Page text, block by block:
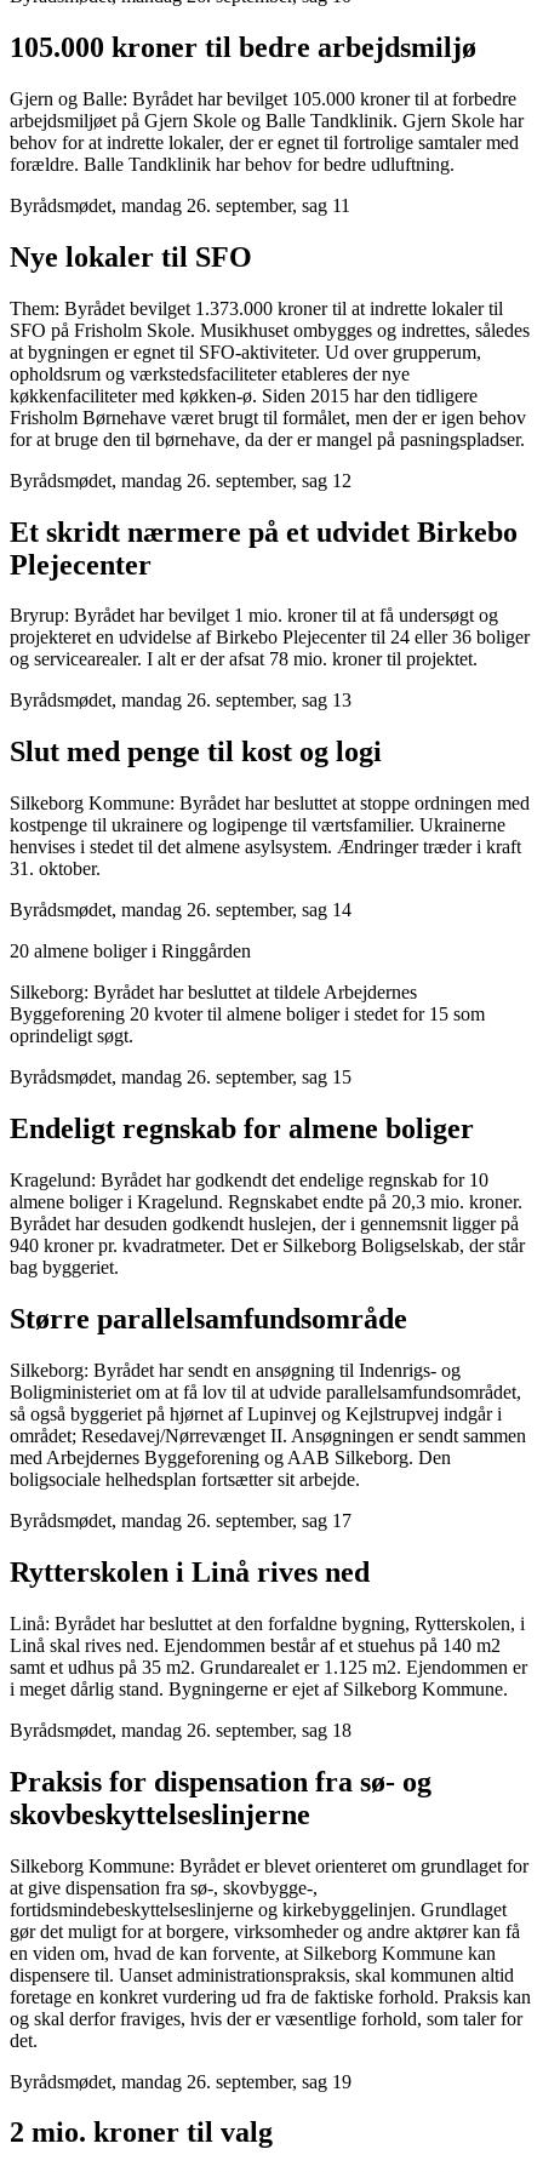
105.000 kroner til bedre arbejdsmiljø
Gjern og Balle: Byrådet har bevilget 105.000 kroner til at forbedre
arbejdsmiljøet på Gjern Skole og Balle Tandklinik. Gjern Skole har
behov for at indrette lokaler, der er egnet til fortrolige samtaler med
forældre. Balle Tandklinik har behov for bedre udluftning.
Byrådsmødet, mandag 26. september, sag 11
Nye lokaler til SFO
Them: Byrådet bevilget 1.373.000 kroner til at indrette lokaler til
SFO på Frisholm Skole. Musikhuset ombygges og indrettes, således
at bygningen er egnet til SFO-aktiviteter. Ud over grupperum,
opholdsrum og værkstedsfaciliteter etableres der nye
køkkenfaciliteter med køkken-ø. Siden 2015 har den tidligere
Frisholm Børnehave været brugt til formålet, men der er igen behov
for at bruge den til børnehave, da der er mangel på pasningspladser.
Byrådsmødet, mandag 26. september, sag 12
Et skridt nærmere på et udvidet Birkebo
Plejecenter
Bryrup: Byrådet har bevilget 1 mio. kroner til at få undersøgt og
projekteret en udvidelse af Birkebo Plejecenter til 24 eller 36 boliger
og servicearealer. I alt er der afsat 78 mio. kroner til projektet.
Byrådsmødet, mandag 26. september, sag 13
Slut med penge til kost og logi
Silkeborg Kommune: Byrådet har besluttet at stoppe ordningen med
kostpenge til ukrainere og logipenge til værtsfamilier. Ukrainerne
henvises i stedet til det almene asylsystem. Ændringer træder i kraft
31. oktober.
Byrådsmødet, mandag 26. september, sag 14
20 almene boliger i Ringgården
Silkeborg: Byrådet har besluttet at tildele Arbejdernes
Byggeforening 20 kvoter til almene boliger i stedet for 15 som
oprindeligt søgt.
Byrådsmødet, mandag 26. september, sag 15
Endeligt regnskab for almene boliger
Kragelund: Byrådet har godkendt det endelige regnskab for 10
almene boliger i Kragelund. Regnskabet endte på 20,3 mio. kroner.
Byrådet har desuden godkendt huslejen, der i gennemsnit ligger på
940 kroner pr. kvadratmeter. Det er Silkeborg Boligselskab, der står
bag byggeriet.
Større parallelsamfundsområde
Silkeborg: Byrådet har sendt en ansøgning til Indenrigs- og
Boligministeriet om at få lov til at udvide parallelsamfundsområdet,
så også byggeriet på hjørnet af Lupinvej og Kejlstrupvej indgår i
området; Resedavej/Nørrevænget II. Ansøgningen er sendt sammen
med Arbejdernes Byggeforening og AAB Silkeborg. Den
boligsociale helhedsplan fortsætter sit arbejde.
Byrådsmødet, mandag 26. september, sag 17
Rytterskolen i Linå rives ned
Linå: Byrådet har besluttet at den forfaldne bygning, Rytterskolen, i
Linå skal rives ned. Ejendommen består af et stuehus på 140 m2
samt et udhus på 35 m2. Grundarealet er 1.125 m2. Ejendommen er
i meget dårlig stand. Bygningerne er ejet af Silkeborg Kommune.
Byrådsmødet, mandag 26. september, sag 18
Praksis for dispensation fra sø- og
skovbeskyttelseslinjerne
Silkeborg Kommune: Byrådet er blevet orienteret om grundlaget for
at give dispensation fra sø-, skovbygge-,
fortidsmindebeskyttelseslinjerne og kirkebyggelinjen. Grundlaget
gør det muligt for at borgere, virksomheder og andre aktører kan få
en viden om, hvad de kan forvente, at Silkeborg Kommune kan
dispensere til. Uanset administrationspraksis, skal kommunen altid
foretage en konkret vurdering ud fra de faktiske forhold. Praksis kan
og skal derfor fraviges, hvis der er væsentlige forhold, som taler for
det.
Byrådsmødet, mandag 26. september, sag 19
2 mio. kroner til valg